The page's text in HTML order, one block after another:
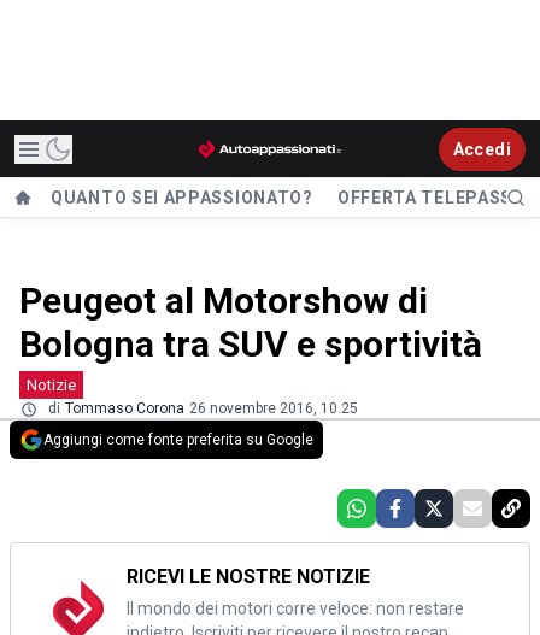
Accedi
QUANTO SEI APPASSIONATO? OFFERTA TELEPASS
Peugeot al Motorshow di
Bologna tra SUV e sportività
Notizie
di Tommaso Corona 26 novembre 2016, 10.25
Aggiungi come fonte preferita su Google
RICEVI LE NOSTRE NOTIZIE
Il mondo dei motori corre veloce: non restare